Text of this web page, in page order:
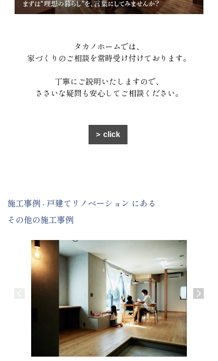
タカノホームでは、
家づくりのご相談を常時受け付けております。
丁寧にご説明いたしますので、
ささいな疑問も安心してご相談ください。
click
施工事例 - 戸建てリノベーション にある
その他の施工事例